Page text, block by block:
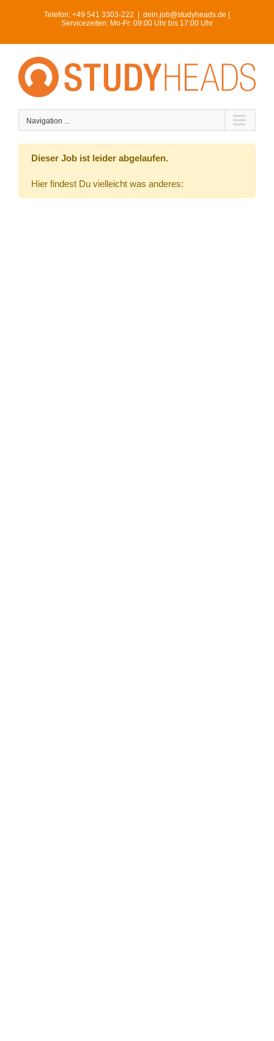
Telefon: +49 541 3303-222
dein.job@studyheads.de |
Servicezeiten: Mo-Fr: 09:00 Uhr bis 17:00 Uhr
Navigation ...
Dieser Job ist leider abgelaufen.
Hier findest Du vielleicht was anderes: